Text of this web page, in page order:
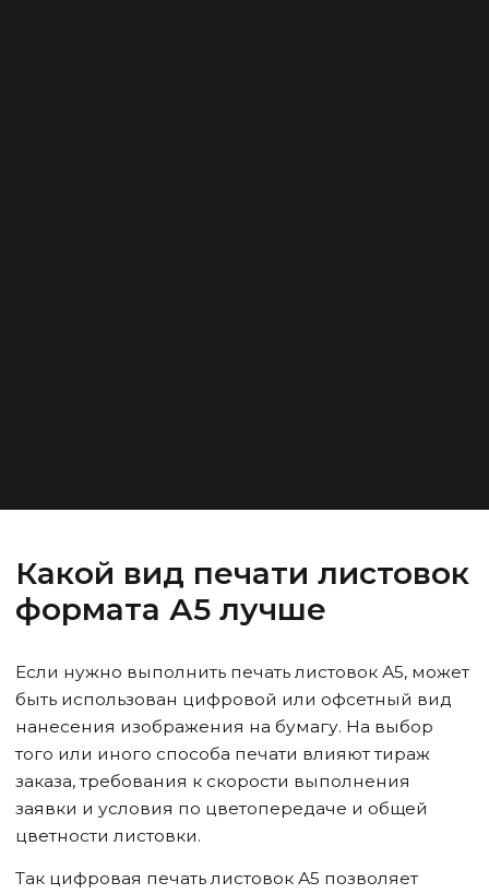
Какой вид печати листовок
формата А5 лучше
Если нужно выполнить печать листовок А5, может
быть использован цифровой или офсетный вид
нанесения изображения на бумагу. На выбор
того или иного способа печати влияют тираж
заказа, требования к скорости выполнения
заявки и условия по цветопередаче и общей
цветности листовки.
Так цифровая печать листовок А5 позволяет